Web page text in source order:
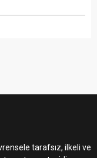
tarafsız, ilkeli ve